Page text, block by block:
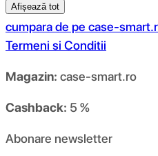
Afișează tot
cumpara de pe case-
Termeni si Conditii
Magazin: case-smart.ro
Cashback: 5 %
Abonare newsletter